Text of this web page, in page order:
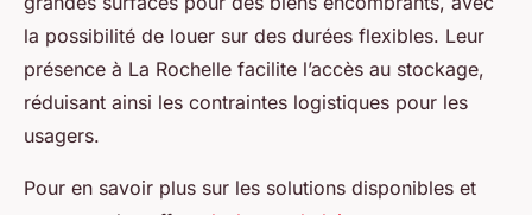
la possibilité de louer sur des durées flexibles. Leur
présence à La Rochelle facilite l’accès au stockage,
réduisant ainsi les contraintes logistiques pour les
usagers.
Pour en savoir plus sur les solutions disponibles et